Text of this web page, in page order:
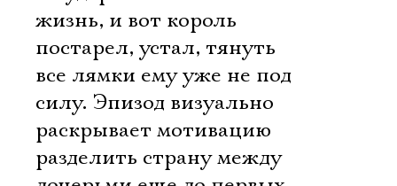
жизнь, и вот король
постарел, устал, тянуть
все лямки ему уже не под
силу. Эпизод визуально
раскрывает мотивацию
разделить страну между